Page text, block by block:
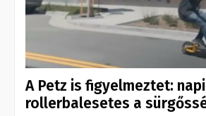
A Petz is figyelmeztet:
rollerbalesetes a